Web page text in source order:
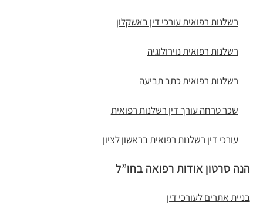
רשלנות רפואית עורכי דין באשקלון
רשלנות רפואית נוירולוגיה
רשלנות רפואית כתב תביעה
שכר טרחה עורך דין רשלנות רפואית
עורכי דין רשלנות רפואית בראשון לציון
הנה סרטון אודות רפואה בחו”ל
בניית אתרים לעורכי דין